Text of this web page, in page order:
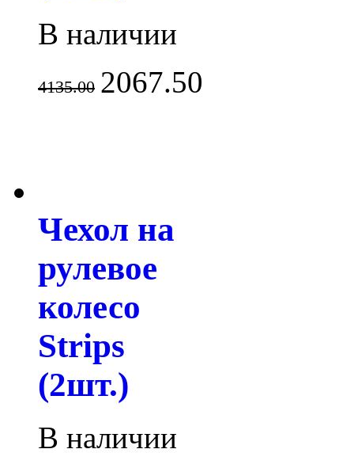
В наличии
4135.00 2067.50
Чехол на
рулевое
колесо
Strips
(2шт.)
В наличии